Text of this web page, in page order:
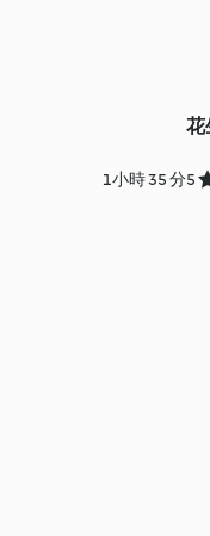
1小時 35 分
花
5